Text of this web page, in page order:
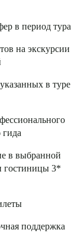
в период тура
на экскурсии
в туре
гида
в выбранной
гостиницы 3*
поддержка